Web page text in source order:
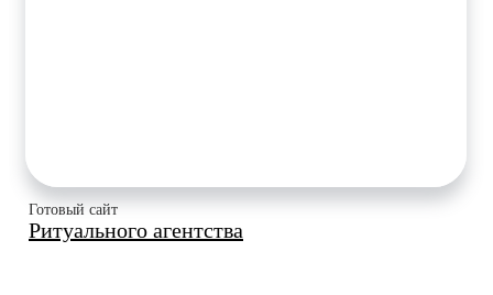
Готовый сайт
Ритуального агентства